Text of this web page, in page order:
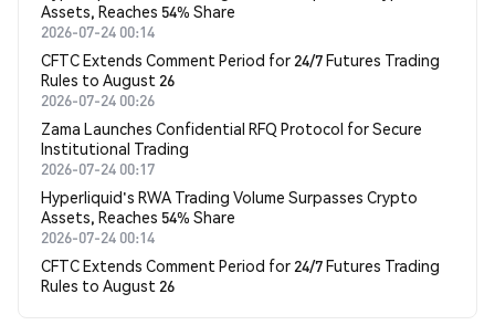
Assets, Reaches 54% Share
2026-07-24 00:14
CFTC Extends Comment Period for 24/7 Futures Trading
Rules to August 26
2026-07-24 00:26
Zama Launches Confidential RFQ Protocol for Secure
Institutional Trading
2026-07-24 00:17
Hyperliquid's RWA Trading Volume Surpasses Crypto
Assets, Reaches 54% Share
2026-07-24 00:14
CFTC Extends Comment Period for 24/7 Futures Trading
Rules to August 26